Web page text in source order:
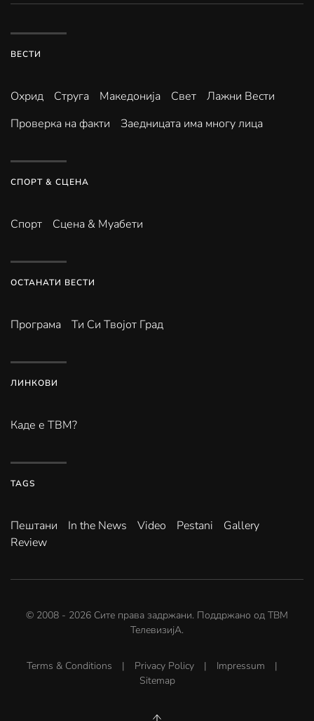
ВЕСТИ
Охрид Струга Македонија Свет
Лажни Вести
Проверка на факти
Заедницата има многу лица
СПОРТ & СЦЕНА
Спорт Сцена & Муабети
ОСТАНАТИ ВЕСТИ
Програма Ти Си Твојот Град
ЛИНКОВИ
Каде е ТВМ?
TAGS
Пештани In the News Video Pestani
Gallery
Review
© 2008 - 2026 Сите права задржани. Поддржано од ТВМ
ТелевизијА.
Terms & Conditions | Privacy Policy | Impressum |
Sitemap